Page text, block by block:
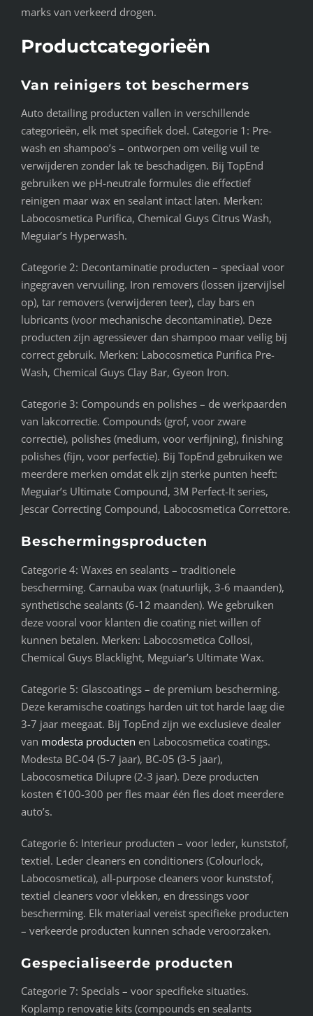
marks van verkeerd drogen.
Productcategorieën
Van reinigers tot beschermers
Auto detailing producten vallen in verschillende
categorieën, elk met specifiek doel. Categorie 1: Pre-
wash en shampoo’s – ontworpen om veilig vuil te
verwijderen zonder lak te beschadigen. Bij TopEnd
gebruiken we pH-neutrale formules die effectief
reinigen maar wax en sealant intact laten. Merken:
Labocosmetica Purifica, Chemical Guys Citrus Wash,
Meguiar’s Hyperwash.
Categorie 2: Decontaminatie producten – speciaal voor
ingegraven vervuiling. Iron removers (lossen ijzervijlsel
op), tar removers (verwijderen teer), clay bars en
lubricants (voor mechanische decontaminatie). Deze
producten zijn agressiever dan shampoo maar veilig bij
correct gebruik. Merken: Labocosmetica Purifica Pre-
Wash, Chemical Guys Clay Bar, Gyeon Iron.
Categorie 3: Compounds en polishes – de werkpaarden
van lakcorrectie. Compounds (grof, voor zware
correctie), polishes (medium, voor verfijning), finishing
polishes (fijn, voor perfectie). Bij TopEnd gebruiken we
meerdere merken omdat elk zijn sterke punten heeft:
Meguiar’s Ultimate Compound, 3M Perfect-It series,
Jescar Correcting Compound, Labocosmetica Correttore.
Beschermingsproducten
Categorie 4: Waxes en sealants – traditionele
bescherming. Carnauba wax (natuurlijk, 3-6 maanden),
synthetische sealants (6-12 maanden). We gebruiken
deze vooral voor klanten die coating niet willen of
kunnen betalen. Merken: Labocosmetica Collosi,
Chemical Guys Blacklight, Meguiar’s Ultimate Wax.
Categorie 5: Glascoatings – de premium bescherming.
Deze keramische coatings harden uit tot harde laag die
3-7 jaar meegaat. Bij TopEnd zijn we exclusieve dealer
van modesta producten en Labocosmetica coatings.
Modesta BC-04 (5-7 jaar), BC-05 (3-5 jaar),
Labocosmetica Dilupre (2-3 jaar). Deze producten
kosten €100-300 per fles maar één fles doet meerdere
auto’s.
Categorie 6: Interieur producten – voor leder, kunststof,
textiel. Leder cleaners en conditioners (Colourlock,
Labocosmetica), all-purpose cleaners voor kunststof,
textiel cleaners voor vlekken, en dressings voor
bescherming. Elk materiaal vereist specifieke producten
– verkeerde producten kunnen schade veroorzaken.
Gespecialiseerde producten
Categorie 7: Specials – voor specifieke situaties.
Koplamp renovatie kits (compounds en sealants